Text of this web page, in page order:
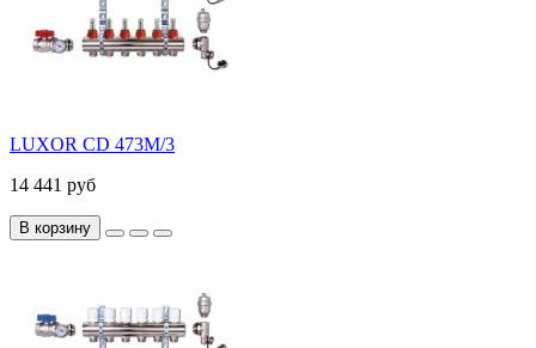
LUXOR CD 473M/3
14 441 руб
В корзину